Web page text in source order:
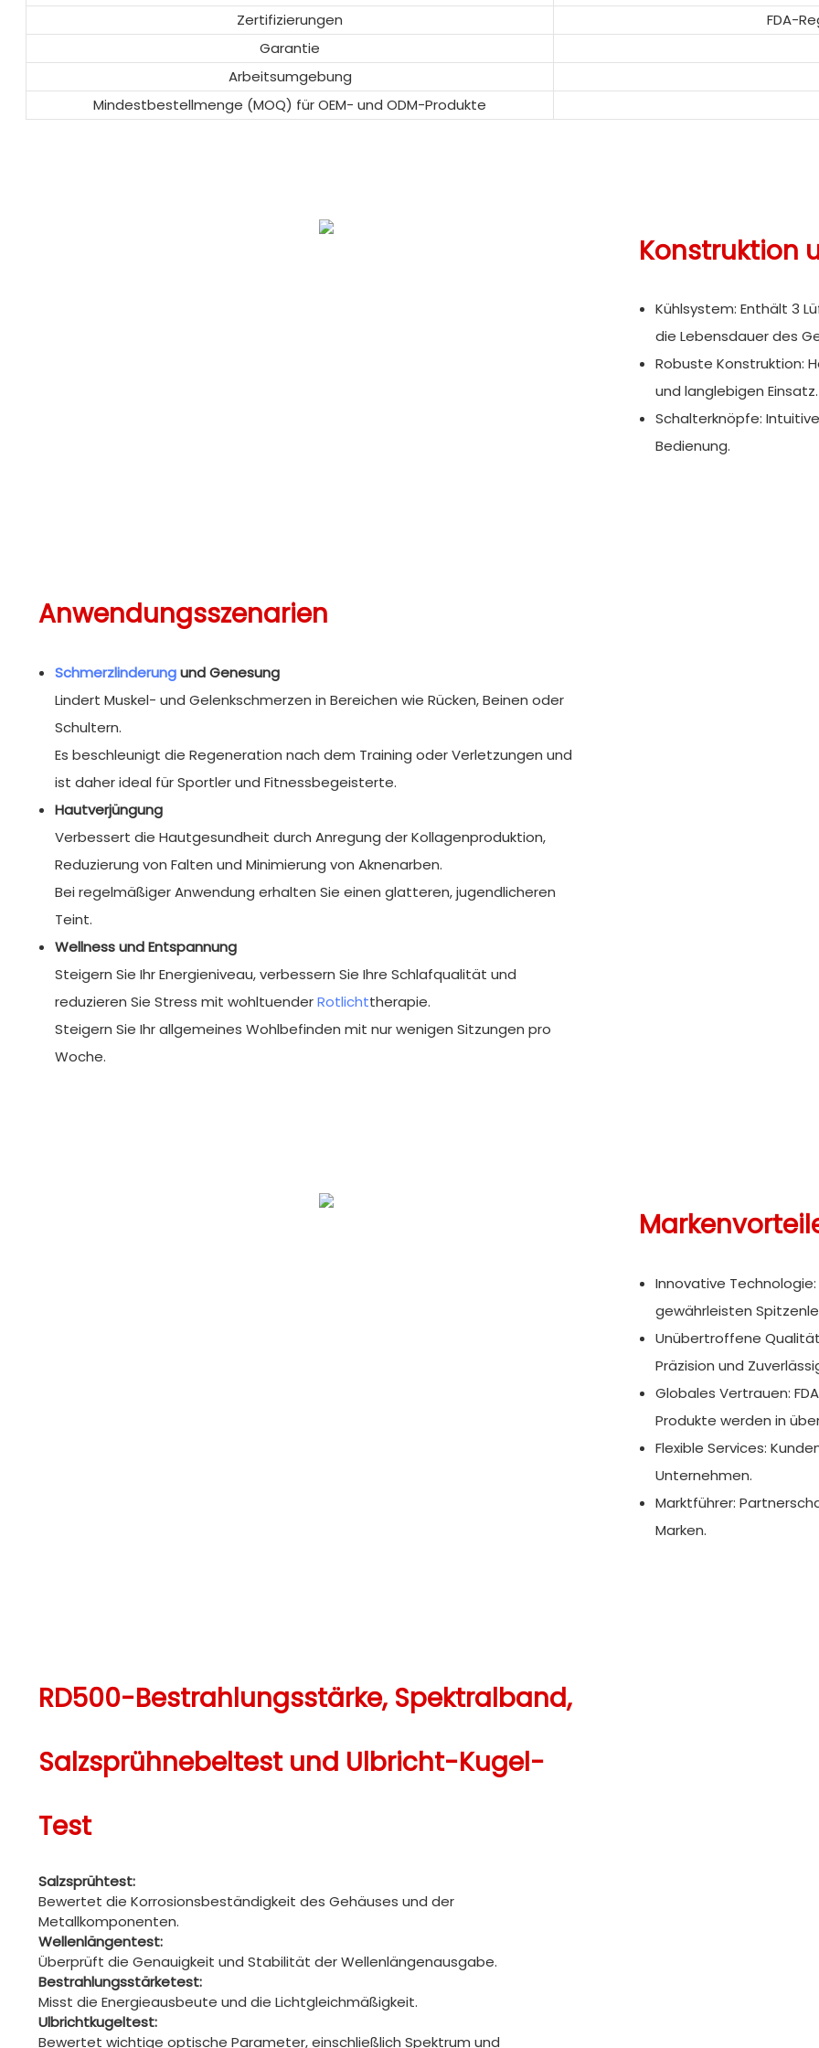
Zertifizierungen
FDA-
Garantie
Arbeitsumgebung
Mindestbestellmenge (MOQ) für OEM- und ODM-Produkte
Konstruktion
Kühlsystem: Enthält 3
die Lebensdauer des
Robuste Konstruktion:
und langlebigen Einsatz.
Schalterknöpfe:
Bedienung.
Anwendungsszenarien
Schmerzlinderungund Genesung
Lindert Muskel- und Gelenkschmerzen in Bereichen wie Rücken, Beinen oder
Schultern.
Es beschleunigt die Regeneration nach dem Training oder Verletzungen und
ist daher ideal für Sportler und Fitnessbegeisterte.
Hautverjüngung
Verbessert die Hautgesundheit durch Anregung der Kollagenproduktion,
Reduzierung von Falten und Minimierung von Aknenarben.
Bei regelmäßiger Anwendung erhalten Sie einen glatteren, jugendlicheren
Teint.
Wellness und Entspannung
Steigern Sie Ihr Energieniveau, verbessern Sie Ihre Schlafqualität und
reduzieren Sie Stress mit wohltuenderRotlichttherapie.
Steigern Sie Ihr allgemeines Wohlbefinden mit nur wenigen Sitzungen pro
Woche.
Innovative
gewährleisten
Unübertroffene
Präzision und
Globales Vertrauen:
Produkte werden in
Flexible Services:
Unternehmen.
Marktführer:
Marken.
RD500-Bestrahlungsstärke, Spektralband,
Salzsprühnebeltest und Ulbricht-Kugel-
Test
Salzsprühtest:
Bewertet die Korrosionsbeständigkeit des Gehäuses und der
Metallkomponenten.
Wellenlängentest:
Überprüft die Genauigkeit und Stabilität der Wellenlängenausgabe.
Bestrahlungsstärketest:
Misst die Energieausbeute und die Lichtgleichmäßigkeit.
Ulbrichtkugeltest:
Bewertet wichtige optische Parameter, einschließlich Spektrum und